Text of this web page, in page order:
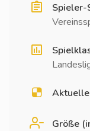
Spieler-
Größe